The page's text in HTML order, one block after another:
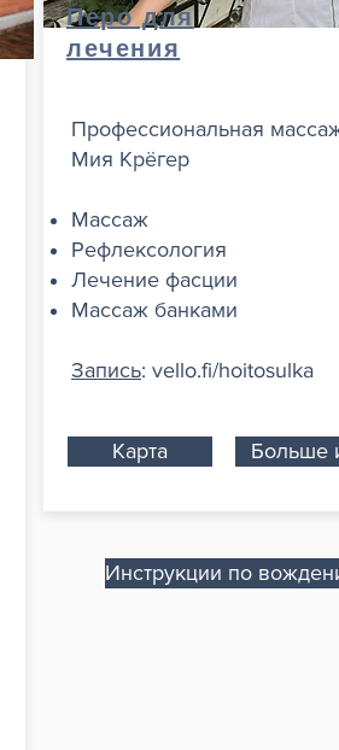
Перо для
лечения
Профессиональная
Мия Крёгер
Массаж
Рефлексология
Лечение фасции
Массаж банками
Запись: vello.fi/hoitosulka
Карта Больше
Инструкции по